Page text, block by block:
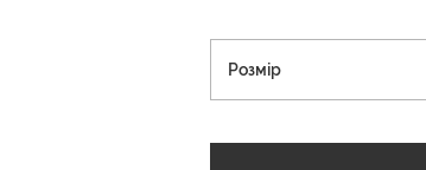
Розмір